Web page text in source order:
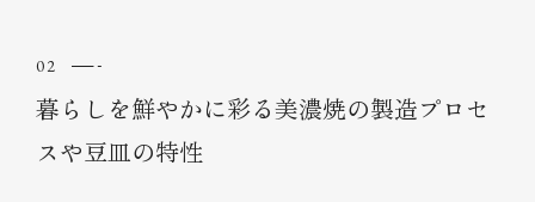
暮らしを鮮やかに彩る美濃焼の製造プロセ
スや豆皿の特性